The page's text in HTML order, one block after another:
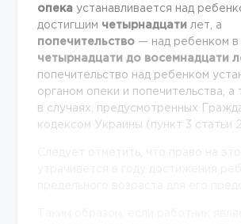
опека устанавливается над
достигшим четырнадцати лет, а
попечительство — над ребенком в
четырнадцати до восемнадцати
попечительство над ребенком
органом опеки и попечительства, а
в случаях, предусмотренных
кодексом Украины (пункт 3 статьи